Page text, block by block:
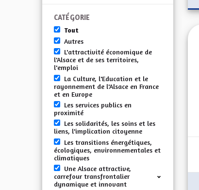
CATÉGORIE
Tout
Autres
L'attractivité économique de
l'Alsace et de ses territoires,
l'emploi
La Culture, l'Education et le
rayonnement de l'Alsace en France
et en Europe
Les services publics en
proximité
Les solidarités, les soins et les
liens, l'implication citoyenne
Les transitions énergétiques,
écologiques, environnementales et
climatiques
Une Alsace attractive,
carrefour transfrontalier
dynamique et innovant